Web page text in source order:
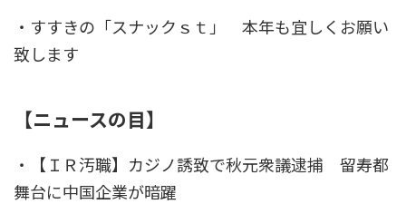
・すすきの「スナックｓｔ」 本年も宜しくお願い
致します
【ニュースの目】
・【ＩＲ汚職】カジノ誘致で秋元衆議逮捕 留寿都
舞台に中国企業が暗躍